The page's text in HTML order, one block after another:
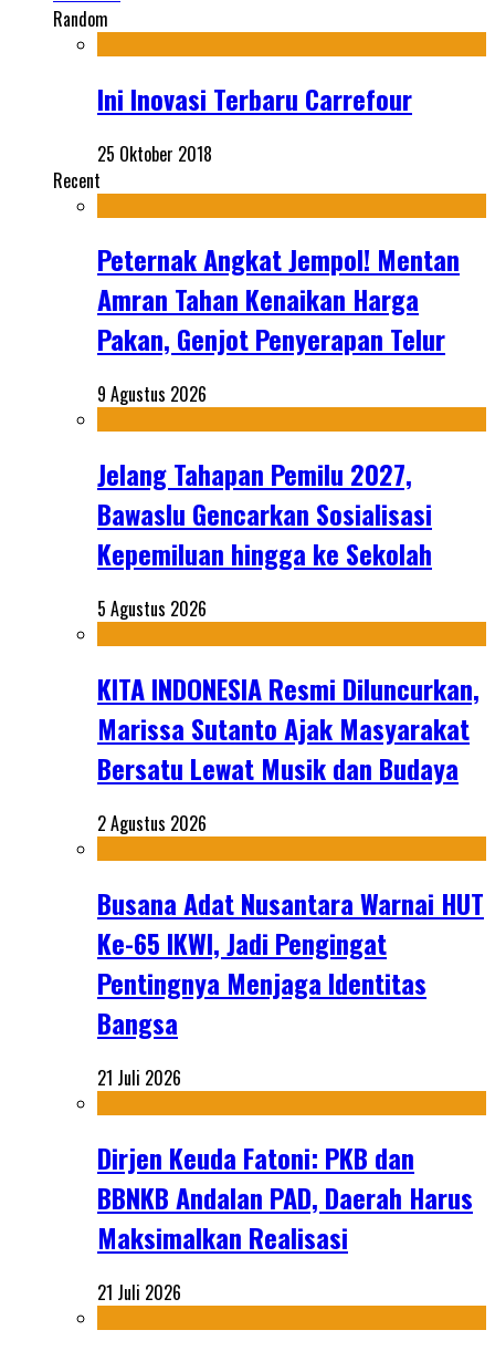
Random
Ini Inovasi Terbaru Carrefour
25 Oktober 2018
Recent
Peternak Angkat Jempol! Mentan
Amran Tahan Kenaikan Harga
Pakan, Genjot Penyerapan Telur
9 Agustus 2026
Jelang Tahapan Pemilu 2027,
Bawaslu Gencarkan Sosialisasi
Kepemiluan hingga ke Sekolah
5 Agustus 2026
KITA INDONESIA Resmi Diluncurkan,
Marissa Sutanto Ajak Masyarakat
Bersatu Lewat Musik dan Budaya
2 Agustus 2026
Busana Adat Nusantara Warnai HUT
Ke-65 IKWI, Jadi Pengingat
Pentingnya Menjaga Identitas
Bangsa
21 Juli 2026
Dirjen Keuda Fatoni: PKB dan
BBNKB Andalan PAD, Daerah Harus
Maksimalkan Realisasi
21 Juli 2026